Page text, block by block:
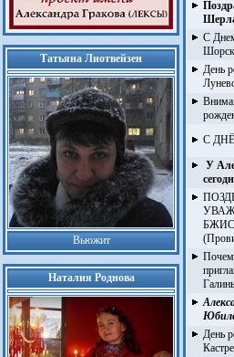
Татьяна Лиотвейзен
Вьюжит
Наталия Роднова
С
День
С
У
День